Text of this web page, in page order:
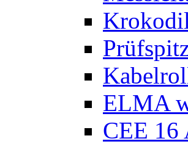
ELMA
CEE 16